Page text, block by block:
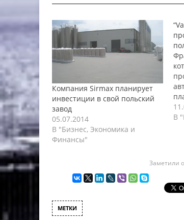
Компания Sirmax планирует
инвестиции в свой польский
завод
05.07.2014
В "Бизнес, Экономика и
Финансы"
в
В
Заметили
МЕТКИ